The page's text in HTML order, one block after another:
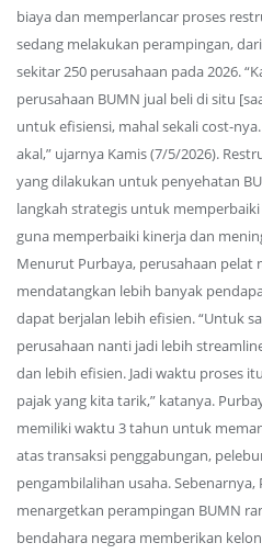
biaya dan memperlancar proses
sedang melakukan perampingan,
sekitar 250 perusahaan pada 2026.
perusahaan BUMN jual beli di situ
untuk efisiensi, mahal sekali cost-
akal,” ujarnya Kamis (7/5/2026).
yang dilakukan untuk penyehatan
langkah strategis untuk
guna memperbaiki kinerja dan
Menurut Purbaya, perusahaan pelat
mendatangkan lebih banyak
dapat berjalan lebih efisien. “Untuk
perusahaan nanti jadi lebih
dan lebih efisien. Jadi waktu proses
pajak yang kita tarik,” katanya.
memiliki waktu 3 tahun untuk
atas transaksi penggabungan,
pengambilalihan usaha.
menargetkan perampingan BUMN
bendahara negara memberikan